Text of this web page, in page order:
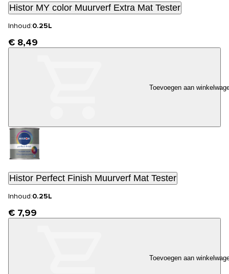
Histor MY color Muurverf Extra Mat Tester
Inhoud:0.25L
€ 8,49
Toevoegen aan
Histor Perfect Finish Muurverf Mat Tester
Inhoud:0.25L
€ 7,99
Toevoegen aan